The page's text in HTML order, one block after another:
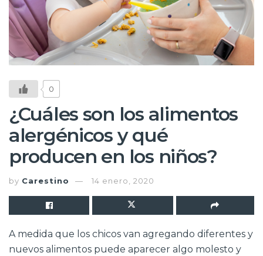
0
¿Cuáles son los alimentos
alergénicos y qué
producen en los niños?
by Carestino 14 enero, 2020
A medida que los chicos van agregando diferentes y
nuevos alimentos puede aparecer algo molesto y